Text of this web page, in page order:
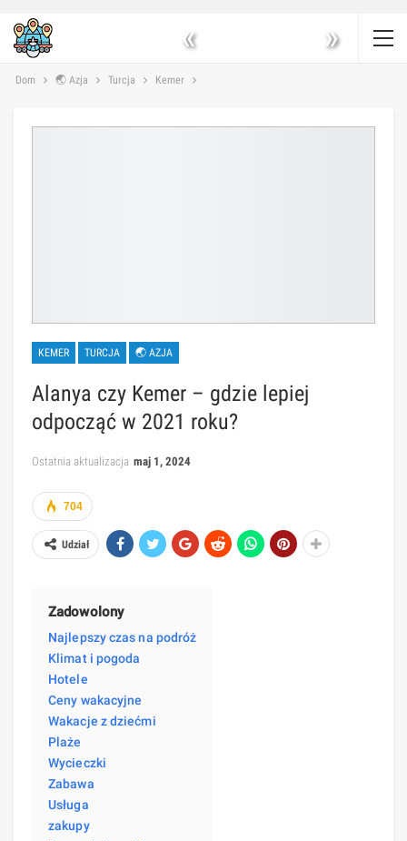
« »
Dom 🌏 Azja Turcja Kemer
KEMER TURCJA 🌏 AZJA
Alanya czy Kemer – gdzie lepiej
odpocząć w 2021 roku?
Ostatnia aktualizacja maj 1, 2024
704
Udział
Zadowolony
Najlepszy czas na podróż
Klimat i pogoda
Hotele
Ceny wakacyjne
Wakacje z dziećmi
Plaże
Wycieczki
Zabawa
Usługa
zakupy